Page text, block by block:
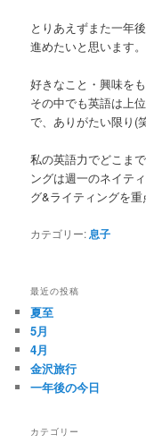
とりあえずまた一年
進めたいと思います。
好きなこと・興味を
その中でも英語は上
で、ありがたい限り(
私の英語力でどこま
ングは週一のネイテ
グ&ライティングを重
カテゴリー: 息子
最近の投稿
夏至
5月
4月
金沢旅行
一年後の今日
カテゴリー